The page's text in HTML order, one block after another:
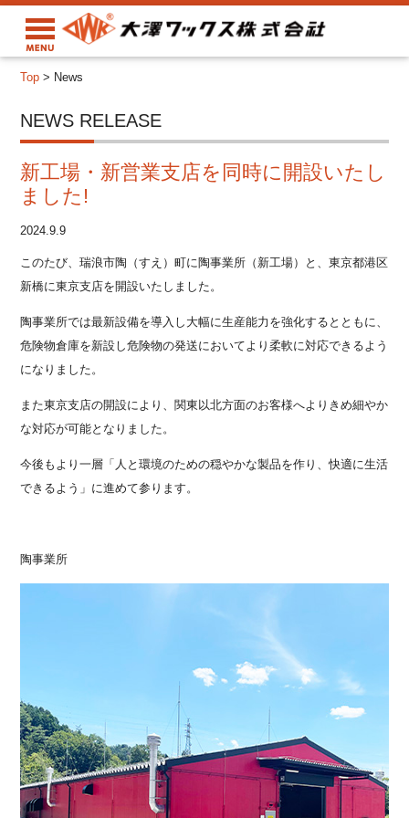
Top > News
NEWS RELEASE
新工場・新営業支店を同時に開設いたし
ました!
2024.9.9
このたび、瑞浪市陶（すえ）町に陶事業所（新工場）と、東京都港区
新橋に東京支店を開設いたしました。
陶事業所では最新設備を導入し大幅に生産能力を強化するとともに、
危険物倉庫を新設し危険物の発送においてより柔軟に対応できるよう
になりました。
また東京支店の開設により、関東以北方面のお客様へよりきめ細やか
な対応が可能となりました。
今後もより一層「人と環境のための穏やかな製品を作り、快適に生活
できるよう」に進めて参ります。
陶事業所